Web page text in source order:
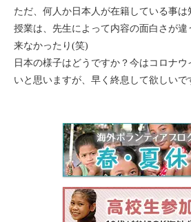
ニュージーランド
ネパール
バリ
マルタ島
モンゴル
ただ、何人か日本人が在籍している事は
授業は、先生によって内容の面白さが違
来なかったり(笑)
日本の様子はどうですか？今はコロナ
いと思いますが、早く終息して欲しいで